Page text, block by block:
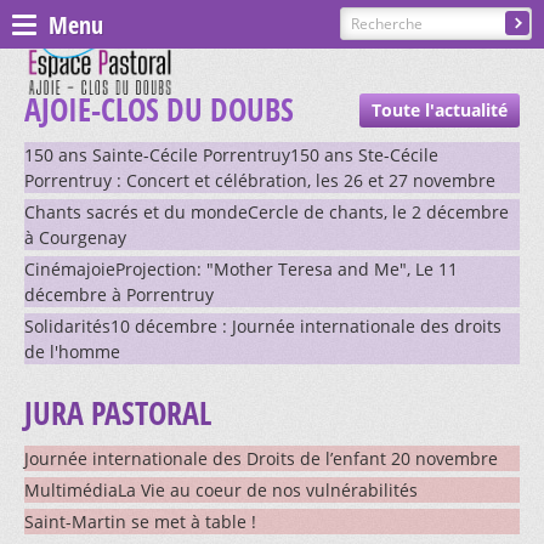
Menu
Espace pastoral
Paroisses
ST GILLES - COURGENAY
PRÉSENTATION, CONTACTS
CÉLÉBRATIONS
CATÉCHÈSE ET SACREMENTS
GROUPES ET MOUVEMENTS
CHORALE SAINTE-CÉCILE
EGLISES ET CHAPELLES
ST-JEAN - ALLE-BAROCHE-VENDLINE
CÉLÉBRATIONS
CATÉCHÈSE ET SACREMENTS
GROUPES ET MOUVEMENTS
PRÉSENTATION, CONTACTS
CÉLÉBRATIONS
ST-NICOLAS DE FLÜE - BONCOURT
PRÉSENTATION, CONTACTS
AJOIE-CLOS DU DOUBS
Toute l'actualité
150 ans Sainte-Cécile Porrentruy150 ans Ste-Cécile
Porrentruy : Concert et célébration, les 26 et 27 novembre
Chants sacrés et du mondeCercle de chants, le 2 décembre
à Courgenay
CinémajoieProjection: "Mother Teresa and Me", Le 11
décembre à Porrentruy
Solidarités10 décembre : Journée internationale des droits
de l'homme
JURA PASTORAL
Journée internationale des Droits de l’enfant 20 novembre
MultimédiaLa Vie au coeur de nos vulnérabilités
Saint-Martin se met à table !